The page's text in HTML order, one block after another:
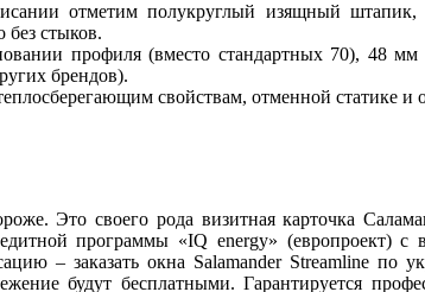
отметим полукруглый изящный
без стыков.
профиля (вместо стандартных 70), 48 мм
брендов).
свойствам, отменной статике и
Это своего рода визитная карточка
программы «IQ energy» (европроект) с
– заказать окна Salamander Streamline по
будут бесплатными. Гарантируется